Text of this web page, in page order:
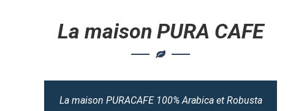
La maison PURA CAFE
La maison PURACAFE 100% Arabica et Robusta